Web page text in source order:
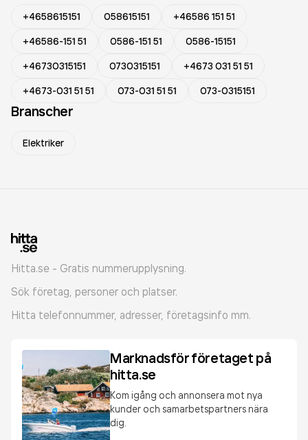
+4658615151 058615151
+46586 151 51
+46586-151 51
0586-151 51
0586-15151
+46730315151
0730315151
+4673 031 51 51
+4673-031 51 51
073-031 51 51 073-0315151
Branscher
Elektriker
Hitta.se - Gratis nummerupplysning.
Sök företag, personer och platser.
Hitta telefonnummer, adresser, företagsinfo mm.
Marknadsför företaget på
hitta.se
Kom igång och annonsera mot nya
kunder och samarbetspartners nära
dig.